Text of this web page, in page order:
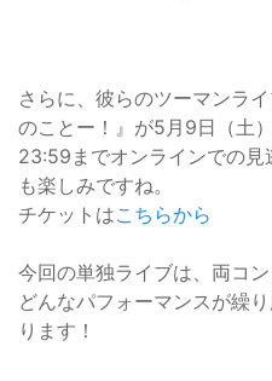
さらに、彼らのツーマンラ
のことー！』が5月9日（土
23:59までオンラインでの見
も楽しみですね。
チケットはこちらから
今回の単独ライブは、両コ
どんなパフォーマンスが繰
ります！